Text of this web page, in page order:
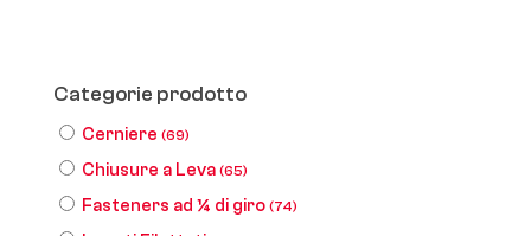
Categorie prodotto
Cerniere (69)
Chiusure a Leva (65)
Fasteners ad ¼ di giro (74)